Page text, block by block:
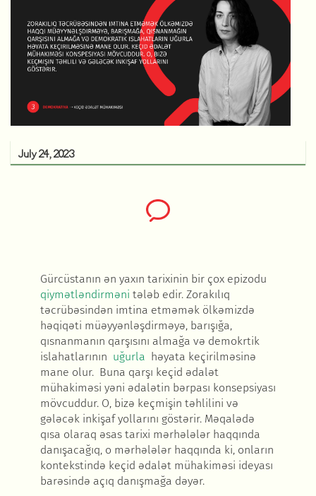
July 24, 2023
Gürcüstanın ən yaxın tarixinin bir çox epizodu
qiymətləndirməni tələb edir. Zorakılıq
təcrübəsindən imtina etməmək ölkəmizdə
həqiqəti müəyyənləşdirməyə, barışığa,
qısnanmanın qarşısını almağa və demokrtik
islahatlarının uğurla həyata keçirilməsinə
mane olur. Buna qarşı keçid ədalət
mühakiməsi yəni ədalətin bərpası konsepsiyası
mövcuddur. O, bizə keçmişin təhlilini və
gələcək inkişaf yollarını göstərir. Məqalədə
qısa olaraq əsas tarixi mərhələlər haqqında
danışacağıq, o mərhələlər haqqında ki, onların
kontekstində keçid ədalət mühakiməsi ideyası
barəsində açıq danışmağa dəyər.